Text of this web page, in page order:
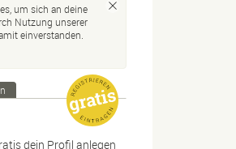
um sich an deine
Nutzung unserer
einverstanden.
dein Profil anlegen